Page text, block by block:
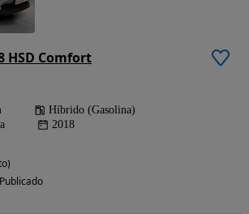
HSD Comfort
Híbrido (Gasolina)
2018